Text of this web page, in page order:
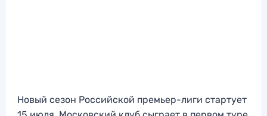
Новый сезон Российской премьер-лиги стартует